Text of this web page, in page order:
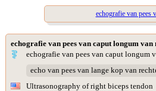
echografie van pees
echografie van pees van caput longum
echografie van pees van caput longum
echo van pees van lange kop van
Ultrasonography of right biceps tendon